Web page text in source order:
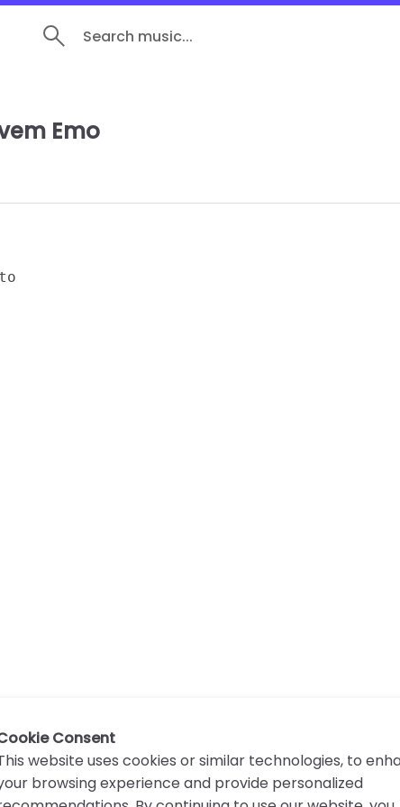
Search music...
Emo
Consent
website uses cookies or similar technologies, to
browsing experience and provide personalized